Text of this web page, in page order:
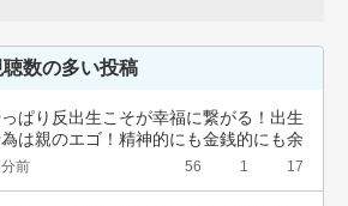
聴数の多い投稿
ぱり反出生こそが幸福に繋がる！出生
は親のエゴ！精神的にも金銭的にも余
いく…
前 56 1 17